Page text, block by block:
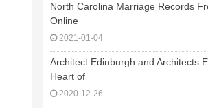
North Carolina Marriage Records
Online
2021-01-04
Architect Edinburgh and Architects
Heart of
2020-12-26